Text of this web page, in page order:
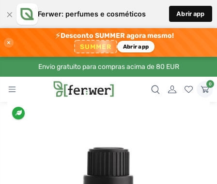
× Ferwer: perfumes e cosméticos Abrir app
×
⚡Desconto SUMMER agora mesmo!
SUMMER Abrir app
Envio gratuito para compras acima de 80 EUR
0